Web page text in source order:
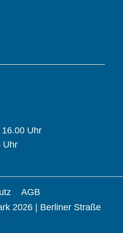
Uhr
Uhr
AGB
2026 | Berliner Straße